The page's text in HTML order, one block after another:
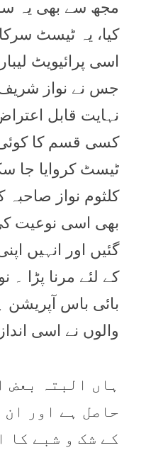
مجھ سے بھی یہ
کیا، یہ ٹیسٹ
اسی پرائیویٹ
جس نے نواز
نہایت قابل
کسی قسم کا کوئی
ٹیسٹ کروایا جا
کلثوم نواز
بھی اسی نوعیت
گئیں اور انہیں
کے لئے مرنا پڑا ۔
بائی باس آپریشن
والوں نے اسی
ہاں البتہ بعض
حاصل ہے اور ان
کے شک و شبے کا